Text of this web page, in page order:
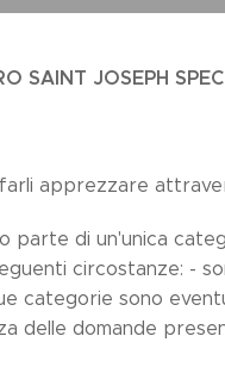
SAINT JOSEPH
apprezzare
parte di un'unica
circostanze: -
categorie sono
delle domande